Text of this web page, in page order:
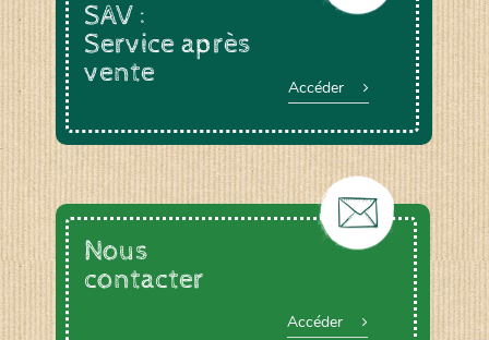
SAV :
Service après
vente
Accéder
Nous
contacter
Accéder